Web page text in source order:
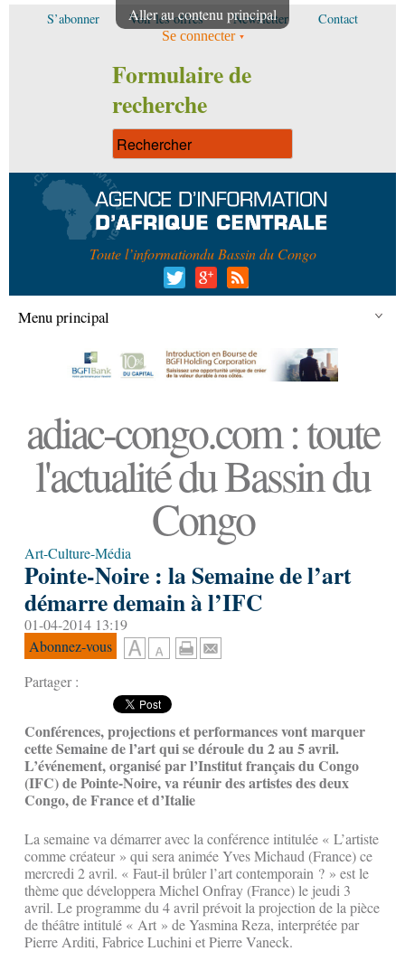
Aller au contenu principal
S’abonner Voir les offres Newsletter Contact
Se connecter
Formulaire de
recherche
Toute l’informationdu Bassin du Congo
Menu principal
adiac-congo.com : toute
l'actualité du Bassin du
Congo
Art-Culture-Média
Pointe-Noire : la Semaine de l’art
démarre demain à l’IFC
01-04-2014 13:19
Abonnez-vous
Partager :
Conférences, projections et performances vont marquer
cette Semaine de l’art qui se déroule du 2 au 5 avril.
L’événement, organisé par l’Institut français du Congo
(IFC) de Pointe-Noire, va réunir des artistes des deux
Congo, de France et d’Italie
La semaine va démarrer avec la conférence intitulée « L’artiste
comme créateur » qui sera animée Yves Michaud (France) ce
mercredi 2 avril. « Faut-il brûler l’art contemporain ? » est le
thème que développera Michel Onfray (France) le jeudi 3
avril. Le programme du 4 avril prévoit la projection de la pièce
de théâtre intitulé « Art » de Yasmina Reza, interprétée par
Pierre Arditi, Fabrice Luchini et Pierre Vaneck.